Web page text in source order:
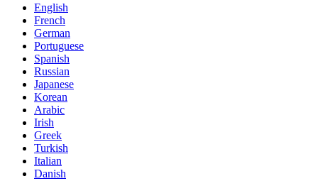
English
French
German
Portuguese
Spanish
Russian
Japanese
Korean
Arabic
Irish
Greek
Turkish
Italian
Danish